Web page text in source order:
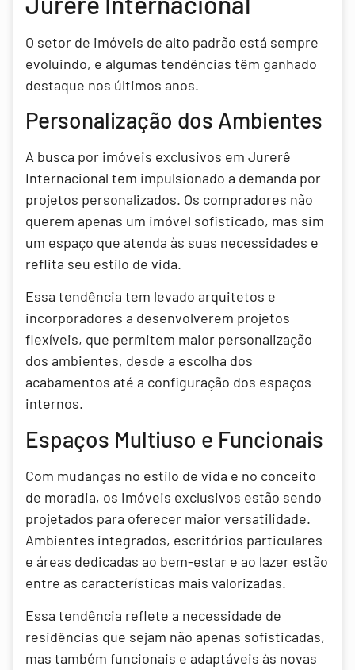
O setor de imóveis de alto padrão está sempre
evoluindo, e algumas tendências têm ganhado
destaque nos últimos anos.
Personalização dos Ambientes
A busca por imóveis exclusivos em Jurerê
Internacional tem impulsionado a demanda por
projetos personalizados. Os compradores não
querem apenas um imóvel sofisticado, mas sim
um espaço que atenda às suas necessidades e
reflita seu estilo de vida.
Essa tendência tem levado arquitetos e
incorporadores a desenvolverem projetos
flexíveis, que permitem maior personalização
dos ambientes, desde a escolha dos
acabamentos até a configuração dos espaços
internos.
Espaços Multiuso e Funcionais
Com mudanças no estilo de vida e no conceito
de moradia, os imóveis exclusivos estão sendo
projetados para oferecer maior versatilidade.
Ambientes integrados, escritórios particulares
e áreas dedicadas ao bem-estar e ao lazer estão
entre as características mais valorizadas.
Essa tendência reflete a necessidade de
residências que sejam não apenas sofisticadas,
mas também funcionais e adaptáveis às novas